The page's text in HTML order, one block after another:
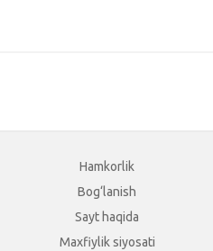
Hamkorlik
Bog‘lanish
Sayt haqida
Maxfiylik siyosati